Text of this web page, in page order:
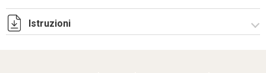
Istruzioni